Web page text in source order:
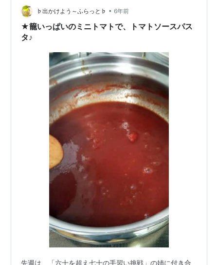
たりするのが好きなので 目習いはよくしてたのかも。 今
は手習い特訓ですね。
♭出かけよう～ふらっと♭ • 6年前
★籠いっぱいのミニトマトで、トマトソースパス
タ♪
先週は、「六十を超え七十の手習い挑戦」の姉に付き合